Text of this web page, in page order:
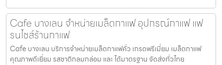
Cafe บางเลน จำหน่ายเมล็ดกาแฟ อุปกรณ์กาแฟ แฟ
รนไชส์ร้านกาแฟ
Cafe บางเลน บริการจำหน่ายเมล็ดกาแฟคั่ว เกรดพรีเมี่ยม เมล็ดกาแฟ
คุณภาพดีเยี่ยม รสชาติกลมกล่อม และ ได้มาตรฐาน จัดส่งทั่วไทย